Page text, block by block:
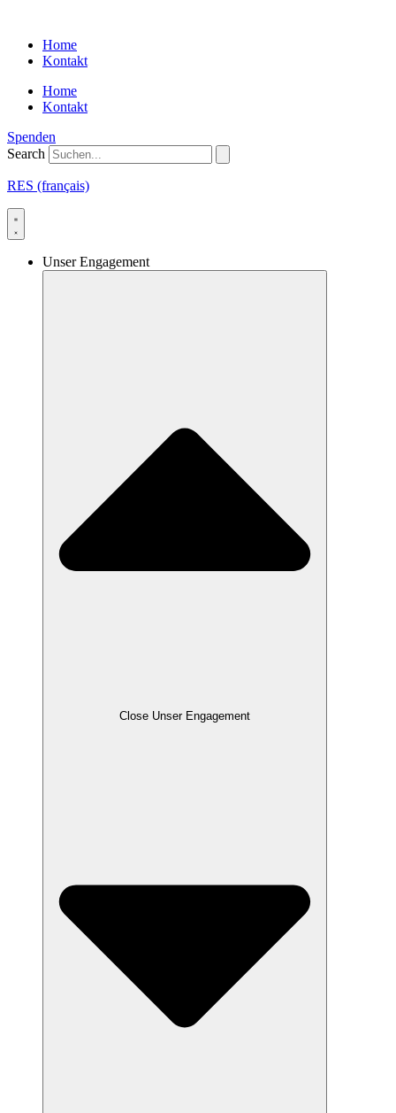
contentHome
Kontakt
Home
Kontakt
Spenden
Search
RES (français)
Unser Engagement
Close Unser Engagement